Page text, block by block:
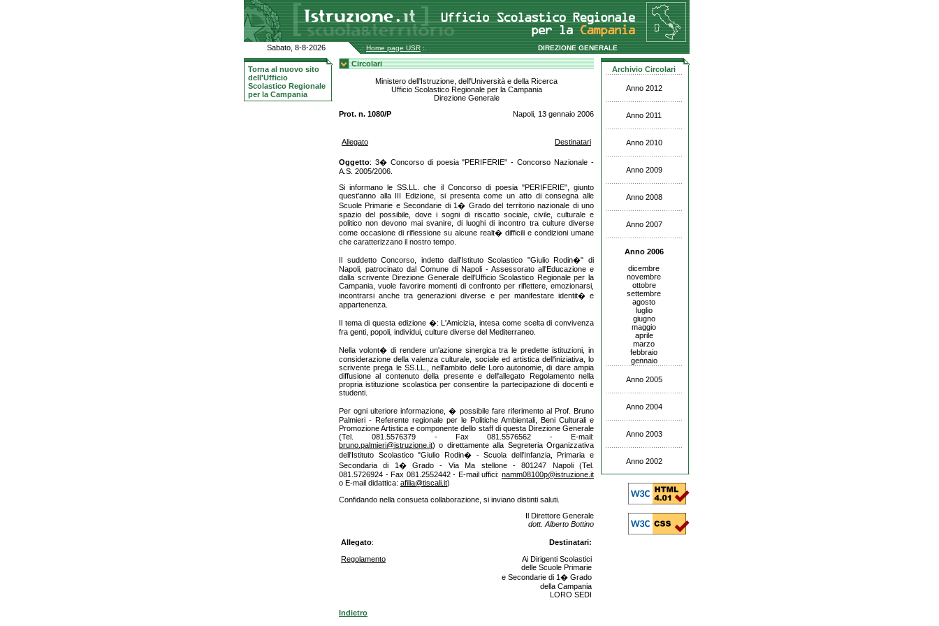
Sabato, 8-8-2026 .: Home page USR :. DIREZIONE GENERALE
Torna al nuovo sito
dell'Ufficio
Scolastico Regionale
per la Campania
Circolari
Ministero dell'Istruzione, dell'Università e della Ricerca
Ufficio Scolastico Regionale per la Campania
Direzione Generale
Prot. n. 1080/P
Napoli, 13 gennaio 2006
Allegato Destinatari
Oggetto: 3� Concorso di poesia "PERIFERIE" - Concorso Nazionale -
A.S. 2005/2006.
Si informano le SS.LL. che il Concorso di poesia "PERIFERIE", giunto
quest'anno alla III Edizione, si presenta come un atto di consegna alle
Scuole Primarie e Secondarie di 1� Grado del territorio nazionale di uno
spazio del possibile, dove i sogni di riscatto sociale, civile, culturale e
politico non devono mai svanire, di luoghi di incontro tra culture diverse
come occasione di riflessione su alcune realt� difficili e condizioni umane
che caratterizzano il nostro tempo.
Il suddetto Concorso, indetto dall'Istituto Scolastico "Giulio Rodin�" di
Napoli, patrocinato dal Comune di Napoli - Assessorato all'Educazione e
dalla scrivente Direzione Generale dell'Ufficio Scolastico Regionale per la
Campania, vuole favorire momenti di confronto per riflettere, emozionarsi,
incontrarsi anche tra generazioni diverse e per manifestare identit� e
appartenenza.
Il tema di questa edizione �: L'Amicizia, intesa come scelta di convivenza
fra genti, popoli, individui, culture diverse del Mediterraneo.
Nella volont� di rendere un'azione sinergica tra le predette istituzioni, in
considerazione della valenza culturale, sociale ed artistica dell'iniziativa, lo
scrivente prega le SS.LL., nell'ambito delle Loro autonomie, di dare ampia
diffusione al contenuto della presente e dell'allegato Regolamento nella
propria istituzione scolastica per consentire la partecipazione di docenti e
studenti.
Per ogni ulteriore informazione, � possibile fare riferimento al Prof. Bruno
Palmieri - Referente regionale per le Politiche Ambientali, Beni Culturali e
Promozione Artistica e componente dello staff di questa Direzione Generale
(Tel. 081.5576379 - Fax 081.5576562 - E-mail:
bruno.palmieri@istruzione.it) o direttamente alla Segreteria Organizzativa
dell'Istituto Scolastico "Giulio Rodin� - Scuola dell'Infanzia, Primaria e
Secondaria di 1� Grado - Via Ma stellone - 801247 Napoli (Tel.
081.5726924 - Fax 081.2552442 - E-mail uffici: namm08100p@istruzione.it
o E-mail didattica: afilia@tiscali.it)
Confidando nella consueta collaborazione, si inviano distinti saluti.
Il Direttore Generale
dott. Alberto Bottino
Allegato:
Regolamento
Destinatari:
Ai Dirigenti Scolastici
delle Scuole Primarie
e Secondarie di 1� Grado
della Campania
LORO SEDI
Indietro
Archivio Circolari
Anno 2012
Anno 2011
Anno 2010
Anno 2009
Anno 2008
Anno 2007
Anno 2006
dicembre
novembre
ottobre
settembre
agosto
luglio
giugno
maggio
aprile
marzo
febbraio
gennaio
Anno 2005
Anno 2004
Anno 2003
Anno 2002